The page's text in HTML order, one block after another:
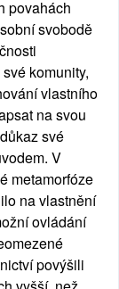
povahách
svobodě
komunity,
vlastního
na svou
své
V
metamorfóze
na vlastnění
ovládání
povýšili